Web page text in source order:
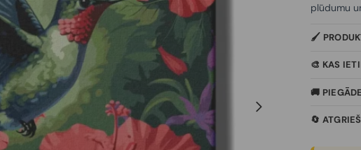
plūdumu
🖌️
🎨 KAS
🚚
🔄